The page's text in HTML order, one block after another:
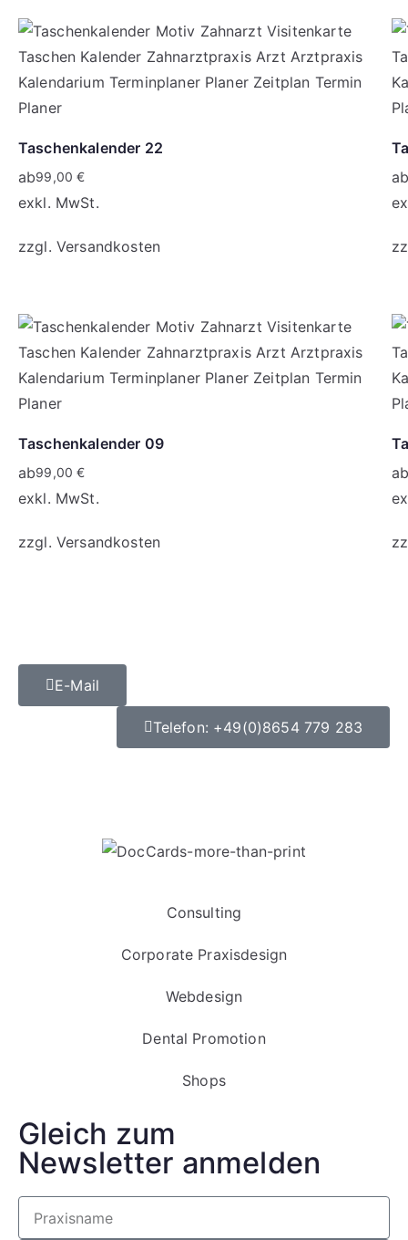
Taschenkalender 22
ab99,00€
exkl. MwSt.
zzgl. Versandkosten
Taschenkalender 09
ab99,00€
exkl. MwSt.
zzgl. Versandkosten
E-Mail
Telefon: +49(0)8654 779 283
Gleich zum
Newsletter anmelden
Consulting
Corporate Praxisdesign
Webdesign
Dental Promotion
Shops